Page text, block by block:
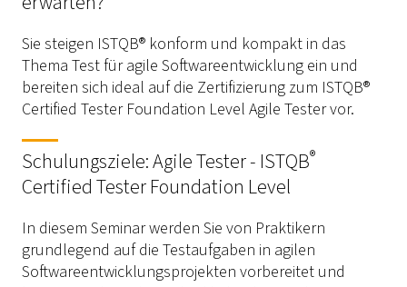
Sie steigen ISTQB® konform und kompakt in das
Thema Test für agile Softwareentwicklung ein und
bereiten sich ideal auf die Zertifizierung zum ISTQB®
Certified Tester Foundation Level Agile Tester vor.
Schulungsziele: Agile Tester - ISTQB®
Certified Tester Foundation Level
In diesem Seminar werden Sie von Praktikern
grundlegend auf die Testaufgaben in agilen
Softwareentwicklungsprojekten vorbereitet und